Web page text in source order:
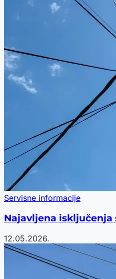
Servisne informacije
Najavljena isključenja
12.05.2026.